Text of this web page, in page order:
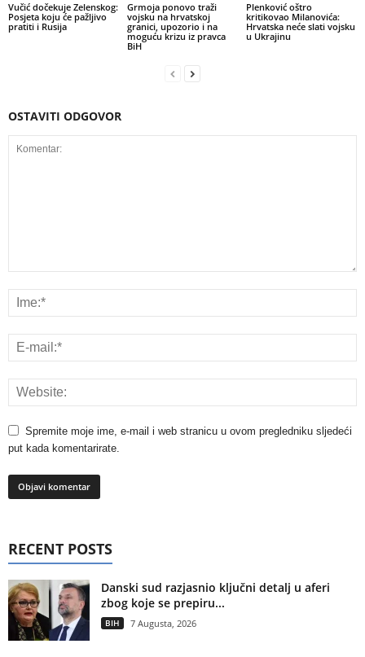
Vučić dočekuje Zelenskog:
Posjeta koju će pažljivo
pratiti i Rusija
Grmoja ponovo traži
vojsku na hrvatskoj
granici, upozorio i na
moguću krizu iz pravca
BiH
Plenković oštro
kritikovao Milanovića:
Hrvatska neće slati vojsku
u Ukrajinu
OSTAVITI ODGOVOR
Spremite moje ime, e-mail i web stranicu u ovom pregledniku sljedeći
put kada komentarirate.
RECENT POSTS
Danski sud razjasnio ključni detalj u aferi
zbog koje se prepiru...
BIH 7 Augusta, 2026